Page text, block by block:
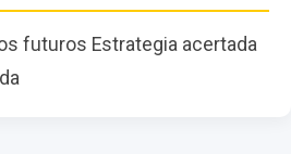
futuros Estrategia acertada